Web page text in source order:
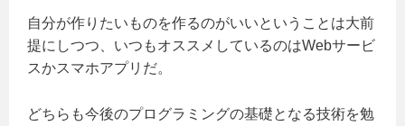
自分が作りたいものを作るのがいいということは大前
提にしつつ、いつもオススメしているのはWebサービ
スかスマホアプリだ。
どちらも今後のプログラミングの基礎となる技術を勉